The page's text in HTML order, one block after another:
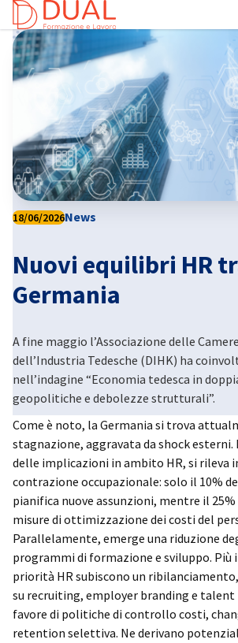
Italian
Nuovi equilibri HR
Germania
18/06/2026News
A fine maggio l’Associazione delle
dell’Industria Tedesche (DIHK) ha
nell’indagine “Economia tedesca in
geopolitiche e debolezze strutturali”.
Come è noto, la Germania si trova
stagnazione, aggravata da shock esterni.
delle implicazioni in ambito HR, si rileva
contrazione occupazionale: solo il 10%
pianifica nuove assunzioni, mentre il
misure di ottimizzazione dei costi del
Parallelamente, emerge una riduzione
programmi di formazione e sviluppo. Più
priorità HR subiscono un
su recruiting, employer branding e talent
favore di politiche di controllo costi,
retention selettiva. Ne derivano